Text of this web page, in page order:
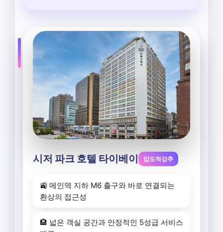
시저 파크 호텔 타이베이 압도적강추
🚉 메인역 지하 M6 출구와 바로 연결되는
환상의 접근성
🏨 넓은 객실 공간과 안정적인 5성급 서비스